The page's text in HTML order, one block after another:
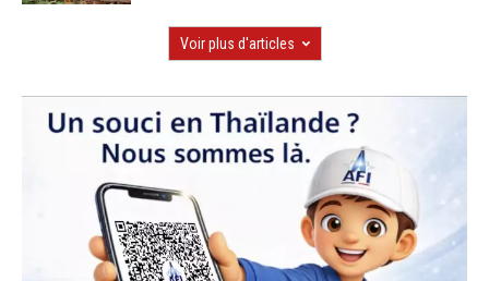
Voir plus d'articles